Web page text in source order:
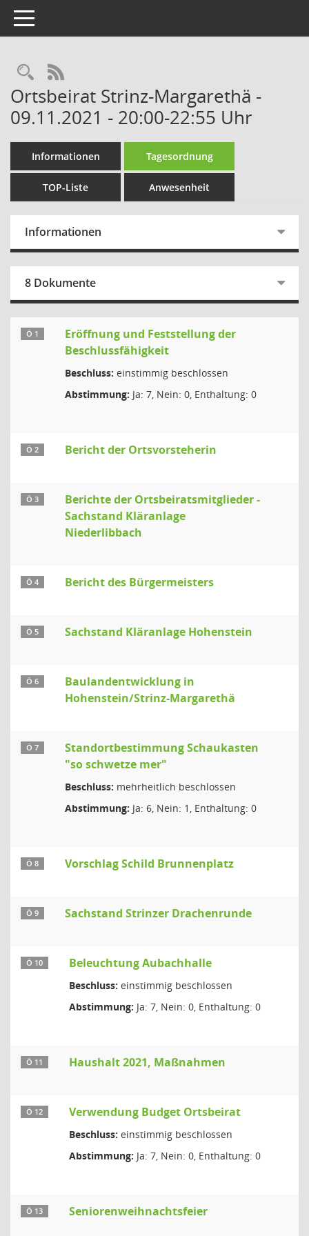
Toggle navigation
Rechercheauswahl
RSS-Feed
Ortsbeirat Strinz-Margarethä -
09.11.2021 - 20:00-22:55 Uhr
Informationen Tagesordnung
TOP-Liste Anwesenheit
Informationen
8 Dokumente
Ö 1
Eröffnung und Feststellung der
Beschlussfähigkeit
Beschluss: einstimmig beschlossen
Abstimmung: Ja: 7, Nein: 0, Enthaltung: 0
Ö 2 Bericht der Ortsvorsteherin
Ö 3
Berichte der Ortsbeiratsmitglieder -
Sachstand Kläranlage
Niederlibbach
Ö 4 Bericht des Bürgermeisters
Ö 5 Sachstand Kläranlage Hohenstein
Ö 6
Baulandentwicklung in
Hohenstein/Strinz-Margarethä
Ö 7
Standortbestimmung Schaukasten
"so schwetze mer"
Beschluss: mehrheitlich beschlossen
Abstimmung: Ja: 6, Nein: 1, Enthaltung: 0
Ö 8 Vorschlag Schild Brunnenplatz
Ö 9 Sachstand Strinzer Drachenrunde
Ö 10 Beleuchtung Aubachhalle
Beschluss: einstimmig beschlossen
Abstimmung: Ja: 7, Nein: 0, Enthaltung: 0
Ö 11 Haushalt 2021, Maßnahmen
Ö 12 Verwendung Budget Ortsbeirat
Beschluss: einstimmig beschlossen
Abstimmung: Ja: 7, Nein: 0, Enthaltung: 0
Ö 13 Seniorenweihnachtsfeier